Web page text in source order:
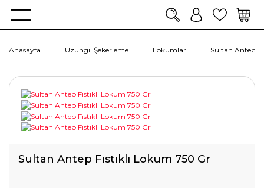
Anasayfa Uzungil Şekerleme Lokumlar Sultan Antep
Sultan Antep Fıstıklı Lokum 750 Gr